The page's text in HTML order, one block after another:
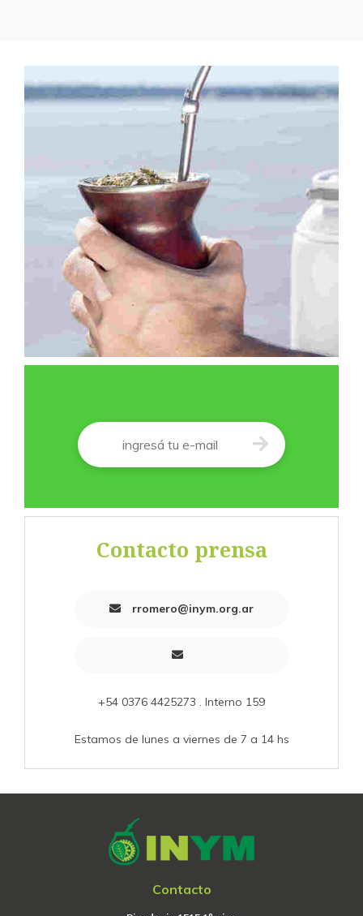
Correo
Contacto prensa
rromero@inym.org.ar
+54 0376 4425273 . Interno 159
Estamos de lunes a viernes de 7 a 14 hs
Contacto